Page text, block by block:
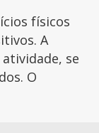
físicos
A
se
O